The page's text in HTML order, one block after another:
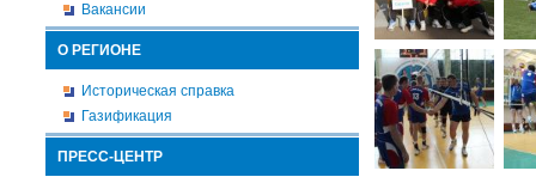
Вакансии
О РЕГИОНЕ
Историческая справка
Газификация
ПРЕСС-ЦЕНТР